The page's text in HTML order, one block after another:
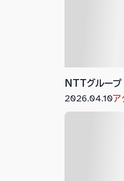
NTTグループ
2026.04.10ア